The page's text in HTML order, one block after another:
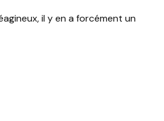
il y en a forcément un